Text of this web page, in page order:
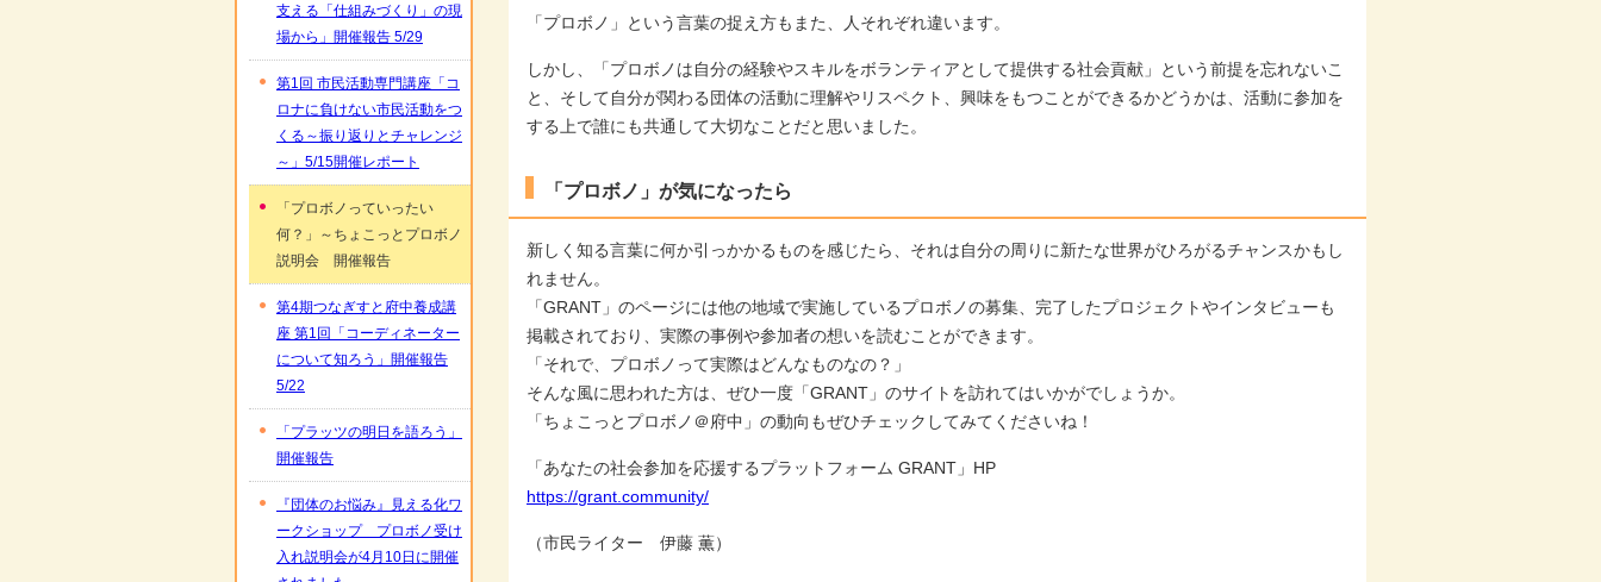
「プロボノ」という言葉の捉え方もまた、人それぞれ違います。
しかし、「プロボノは自分の経験やスキルをボランティアとして提供する社会貢献」という前提を忘れないこ
と、そして自分が関わる団体の活動に理解やリスペクト、興味をもつことができるかどうかは、活動に参加を
する上で誰にも共通して大切なことだと思いました。
「プロボノ」が気になったら
新しく知る言葉に何か引っかかるものを感じたら、それは自分の周りに新たな世界がひろがるチャンスかもし
れません。
「GRANT」のページには他の地域で実施しているプロボノの募集、完了したプロジェクトやインタビューも
掲載されており、実際の事例や参加者の想いを読むことができます。
「それで、プロボノって実際はどんなものなの？」
そんな風に思われた方は、ぜひ一度「GRANT」のサイトを訪れてはいかがでしょうか。
「ちょこっとプロボノ＠府中」の動向もぜひチェックしてみてくださいね！
「あなたの社会参加を応援するプラットフォーム GRANT」HP
https://grant.community/
（市民ライター 伊藤 薫）
支える「仕組みづくり」の現
場から」開催報告 5/29
第1回 市民活動専門講座「コ
ロナに負けない市民活動をつ
くる～振り返りとチャレンジ
～」5/15開催レポート
「プロボノっていったい
何？」～ちょこっとプロボノ
説明会 開催報告
第4期つなぎすと府中養成講
座 第1回「コーディネーター
について知ろう」開催報告
5/22
「プラッツの明日を語ろう」
開催報告
『団体のお悩み』見える化ワ
ークショップ プロボノ受け
入れ説明会が4月10日に開催